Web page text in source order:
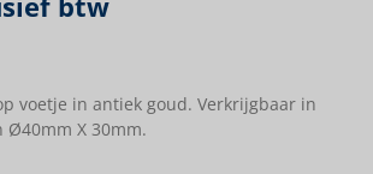
voetje in antiek goud. Verkrijgbaar in
Ø40mm X 30mm.